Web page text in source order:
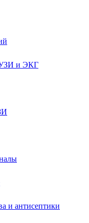
УЗИ и ЭКГ
и антисептики